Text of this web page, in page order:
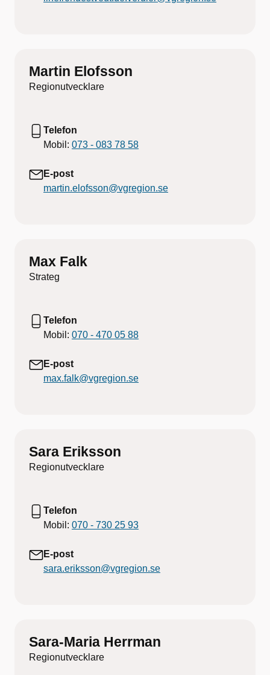
Martin Elofsson
Regionutvecklare
Telefon
Mobil: 073 - 083 78 58
E-post
martin.elofsson@vgregion.se
Max Falk
Strateg
Telefon
Mobil: 070 - 470 05 88
E-post
max.falk@vgregion.se
Sara Eriksson
Regionutvecklare
Telefon
Mobil: 070 - 730 25 93
E-post
sara.eriksson@vgregion.se
Sara-Maria Herrman
Regionutvecklare